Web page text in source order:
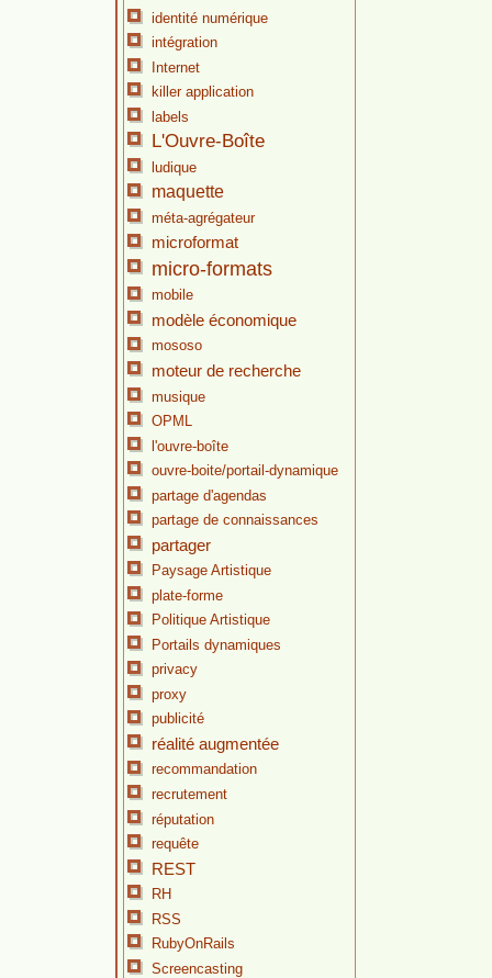
identité numérique
intégration
Internet
killer application
labels
L'Ouvre-Boîte
ludique
maquette
méta-agrégateur
microformat
micro-formats
mobile
modèle économique
mososo
moteur de recherche
musique
OPML
l'ouvre-boîte
ouvre-boite/portail-dynamique
partage d'agendas
partage de connaissances
partager
Paysage Artistique
plate-forme
Politique Artistique
Portails dynamiques
privacy
proxy
publicité
réalité augmentée
recommandation
recrutement
réputation
requête
REST
RH
RSS
RubyOnRails
Screencasting